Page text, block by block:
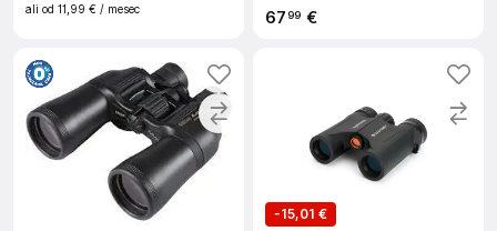
ali od 11,99 € / mesec 6799 €
-15,01 €